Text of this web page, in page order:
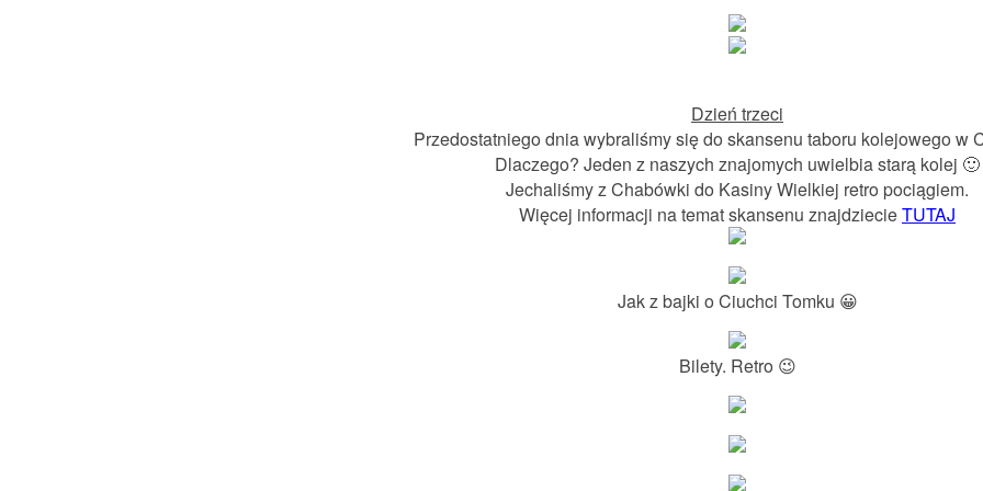
Dzień trzeci
Przedostatniego dnia wybraliśmy się do skansenu taboru kolejowego w
Dlaczego? Jeden z naszych znajomych uwielbia starą kolej 🙂
Jechaliśmy z Chabówki do Kasiny Wielkiej retro pociągiem.
Więcej informacji na temat skansenu znajdziecieTUTAJ
Jak z bajki o Ciuchci Tomku 😀
Bilety. Retro 😉